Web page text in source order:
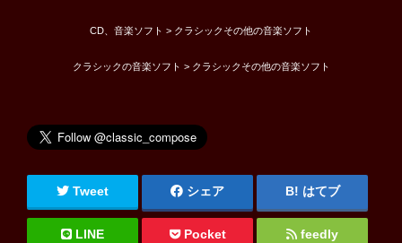
CD、音楽ソフト > クラシックその他の音楽ソフト
クラシックの音楽ソフト > クラシックその他の音楽ソフト
Tweet シェア はてブ
LINE Pocket feedly